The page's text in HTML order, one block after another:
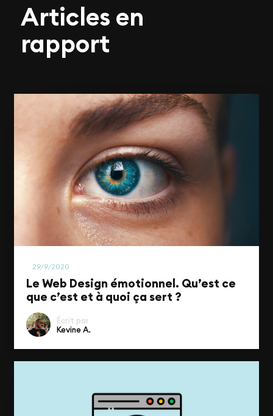
Articles en
rapport
29/9/2020
Le Web Design émotionnel. Qu’est ce
que c’est et à quoi ça sert ?
Écrit par
Kevine A.